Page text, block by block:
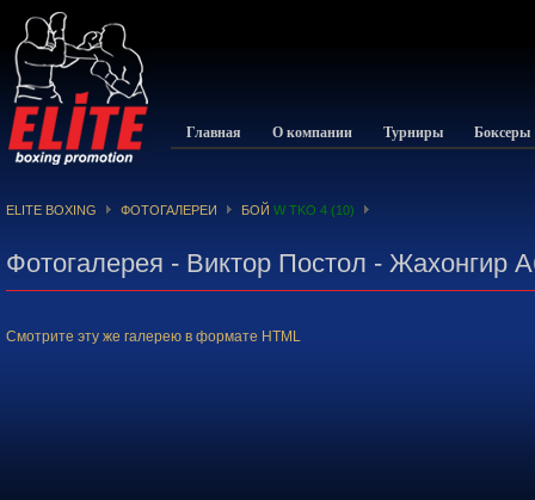
Главная О компании Турниры Боксеры
ELITE BOXING ФОТОГАЛЕРЕИ БОЙ W TKO 4 (10)
Фотогалерея - Виктор Постол - Жахонгир
Смотрите эту же галерею в формате HTML